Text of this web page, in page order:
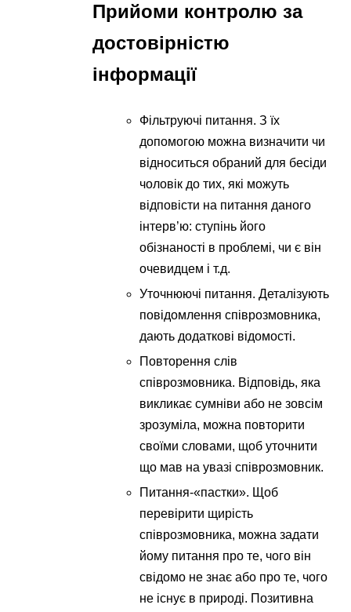
Прийоми контролю за
достовірністю
інформації
Фільтруючі питання. З їх
допомогою можна визначити чи
відноситься обраний для бесіди
чоловік до тих, які можуть
відповісти на питання даного
інтерв’ю: ступінь його
обізнаності в проблемі, чи є він
очевидцем і т.д.
Уточнюючі питання. Деталізують
повідомлення співрозмовника,
дають додаткові відомості.
Повторення слів
співрозмовника. Відповідь, яка
викликає сумніви або не зовсім
зрозуміла, можна повторити
своїми словами, щоб уточнити
що мав на увазі співрозмовник.
Питання-«пастки». Щоб
перевірити щирість
співрозмовника, можна задати
йому питання про те, чого він
свідомо не знає або про те, чого
не існує в природі. Позитивна